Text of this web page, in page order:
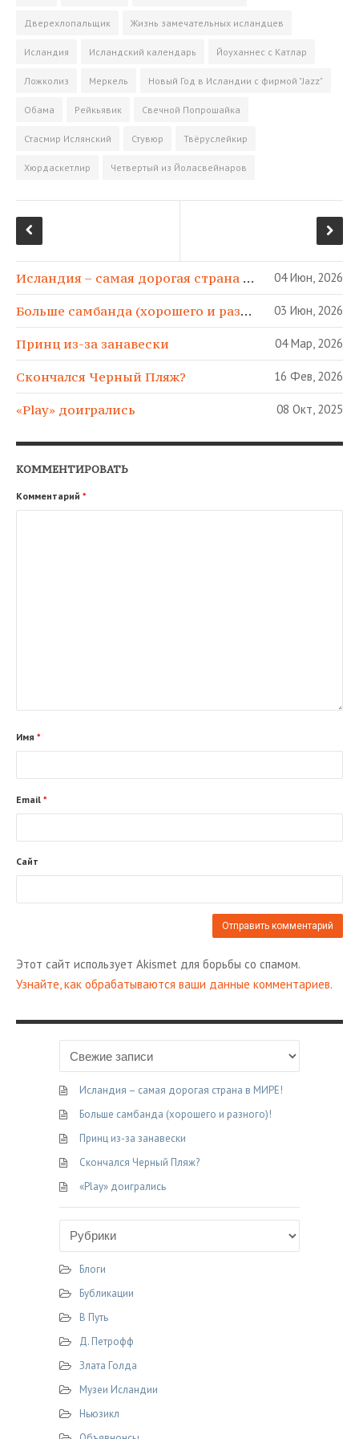
s
i
и
ь
Дверехлопальщик Жизнь замечательных исландцев
Исландия Исландский календарь Йоуханнес с Катлар
Ложколиз Меркель Новый Год в Исландии с фирмой "Jazz"
Обама Рейкьявик Свечной Попрошайка
Стасмир Ислянский Стувюр Твёруслейкир
Хюрдаскетлир Четвертый из Йоласвейнаров
Исландия – самая дорогая страна в МИРЕ! 04 Июн, 2026
Больше самбанда (хорошего и разного)! 03 Июн, 2026
Принц из-за занавески 04 Мар, 2026
Скончался Черный Пляж? 16 Фев, 2026
«Play» доигрались 08 Окт, 2025
КОММЕНТИРОВАТЬ
Комментарий *
Имя *
Email *
Сайт
Этот сайт использует Akismet для борьбы со спамом.
Узнайте, как обрабатываются ваши данные комментариев.
Исландия – самая дорогая страна в МИРЕ!
Больше самбанда (хорошего и разного)!
Принц из-за занавески
Скончался Черный Пляж?
«Play» доигрались
Блоги
Бубликации
В Путь
Д. Петрофф
Злата Голда
Музеи Исландии
Ньюзикл